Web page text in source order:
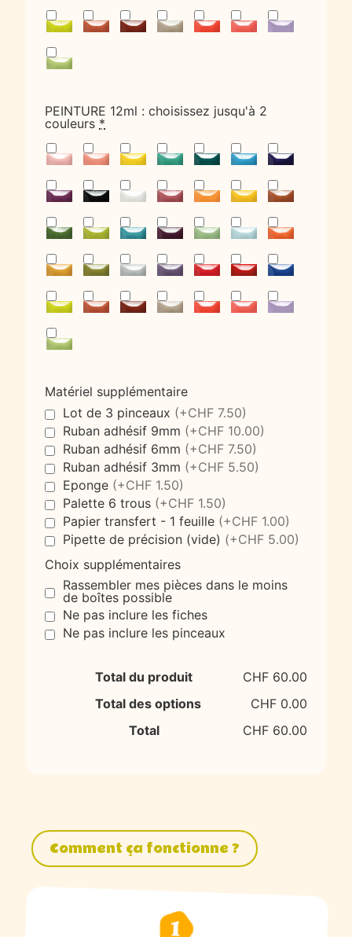
PEINTURE 12ml : choisissez jusqu'à 2
couleurs *
Matériel supplémentaire
Lot de 3 pinceaux (+CHF 7.50)
Ruban adhésif 9mm (+CHF 10.00)
Ruban adhésif 6mm (+CHF 7.50)
Ruban adhésif 3mm (+CHF 5.50)
Eponge (+CHF 1.50)
Palette 6 trous (+CHF 1.50)
Papier transfert - 1 feuille (+CHF 1.00)
Pipette de précision (vide) (+CHF 5.00)
Choix supplémentaires
Rassembler mes pièces dans le moins
de boîtes possible
Ne pas inclure les fiches
Ne pas inclure les pinceaux
Total du produit
CHF 60.00
Total des options
CHF 0.00
Total
CHF 60.00
Comment ça fonctionne ?